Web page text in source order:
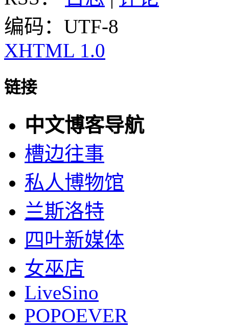
编码：UTF-8
XHTML 1.0
链接
中文博客导航
槽边往事
私人博物馆
兰斯洛特
四叶新媒体
女巫店
LiveSino
POPOEVER